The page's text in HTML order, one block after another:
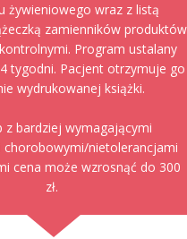
żywieniowego wraz z listą
zamienników produktów
Program ustalany
tygodni. Pacjent otrzymuje go
wydrukowanej książki.
z bardziej wymagającymi
chorobowymi/nietolerancjami
cena może wzrosnąć do 300
zł.